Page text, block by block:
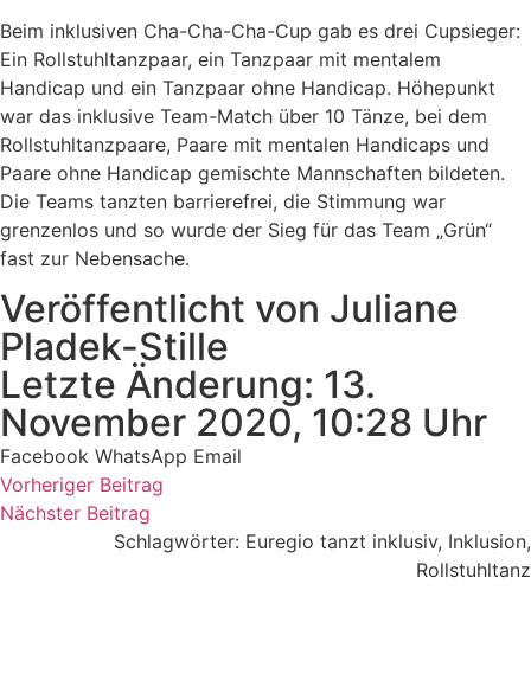
Beim inklusiven Cha-Cha-Cha-Cup gab es drei Cupsieger:
Ein Rollstuhltanzpaar, ein Tanzpaar mit mentalem
Handicap und ein Tanzpaar ohne Handicap. Höhepunkt
war das inklusive Team-Match über 10 Tänze, bei dem
Rollstuhltanzpaare, Paare mit mentalen Handicaps und
Paare ohne Handicap gemischte Mannschaften bildeten.
Die Teams tanzten barrierefrei, die Stimmung war
grenzenlos und so wurde der Sieg für das Team „Grün“
fast zur Nebensache.
Veröffentlicht von Juliane
Pladek-Stille
Letzte Änderung: 13.
November 2020, 10:28 Uhr
Facebook WhatsApp Email
Vorheriger Beitrag
Nächster Beitrag
Schlagwörter: Euregio tanzt inklusiv, Inklusion,
Rollstuhltanz